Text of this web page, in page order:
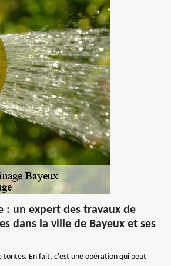
: un expert des travaux de
dans la ville de Bayeux et ses
tontes. En fait, c'est une opération qui peut